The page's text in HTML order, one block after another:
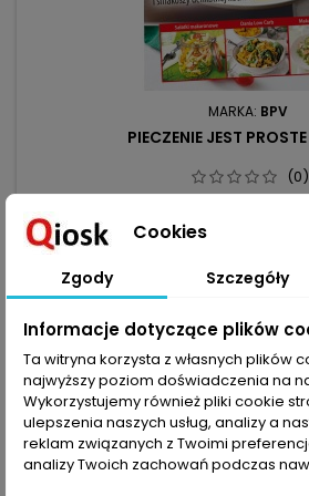
MARKA: BPV
PIECZENIE JEST
(0)
do dania, czy też jako danie
przyrządzić, a zestawić go można
dań z makaronem, a także
zrobienie domowego makaronu.
makaronem warzywnym, z
Dodaj do
Cookies
Zgody Szczegóły
Informacje dotyczące plików
Ta witryna korzysta z własnych plików
najwyższy poziom doświadczenia na
Wykorzystujemy również pliki cookie
ulepszenia naszych usług, analizy a
reklam związanych z Twoimi
analizy Twoich zachowań podczas